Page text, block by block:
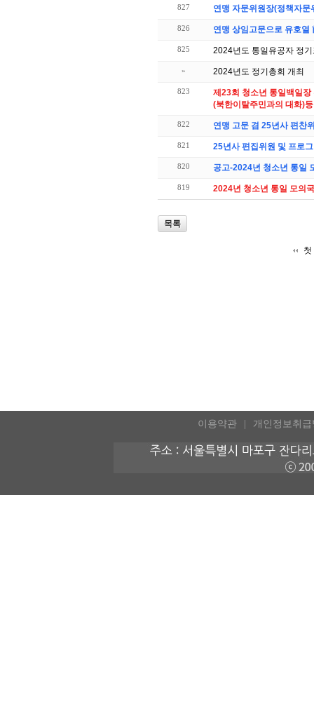
827
826 연맹 상임고문으로 유호열
825 2024년도 통일유공자 정
» 2024년도 정기총회 개최
823
제23회 청소년 통일백일
(북한이탈주민과의 대화)
822 연맹 고문 겸 25년사 편찬
821 25년사 편집위원 및 프로
820 공고-2024년 청소년 통일
819 2024년 청소년 통일 모의
목록
첫
이용약관 개인정보취급